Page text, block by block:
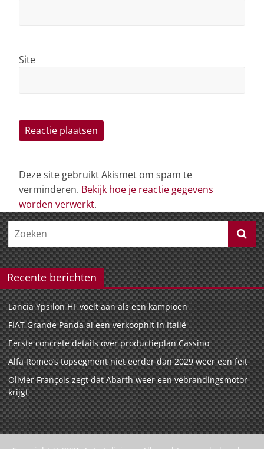
Site
Deze site gebruikt Akismet om spam te
verminderen. Bekijk hoe je reactie gegevens
worden verwerkt.
Recente berichten
Lancia Ypsilon HF voelt aan als een kampioen
FIAT Grande Panda al een verkoophit in Italië
Eerste concrete details over productieplan Cassino
Alfa Romeo’s topsegment niet eerder dan 2029 weer een feit
Olivier François zegt dat Abarth weer een vebrandingsmotor
krijgt